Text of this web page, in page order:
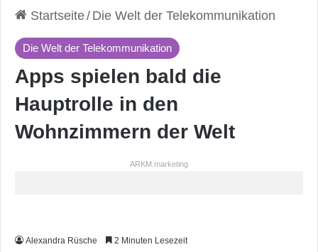
Startseite/ Die Welt der Telekommunikation
Die Welt der Telekommunikation
Apps spielen bald die
Hauptrolle in den
Wohnzimmern der Welt
ARKM.marketing
Alexandra Rüsche 2 Minuten Lesezeit